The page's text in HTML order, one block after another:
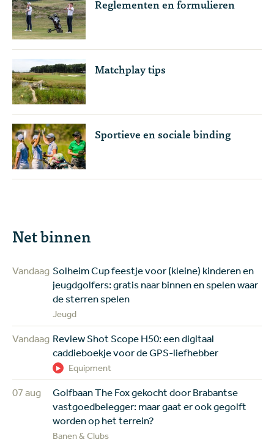
Reglementen en formulieren
Matchplay tips
Sportieve en sociale binding
Net binnen
Vandaag Solheim Cup feestje voor (kleine) kinderen en
jeugdgolfers: gratis naar binnen en spelen waar
de sterren spelen
Jeugd
Vandaag Review Shot Scope H50: een digitaal
caddieboekje voor de GPS-liefhebber
Equipment
07 aug
Golfbaan The Fox gekocht door Brabantse
vastgoedbelegger: maar gaat er ook gegolft
worden op het terrein?
Banen & Clubs